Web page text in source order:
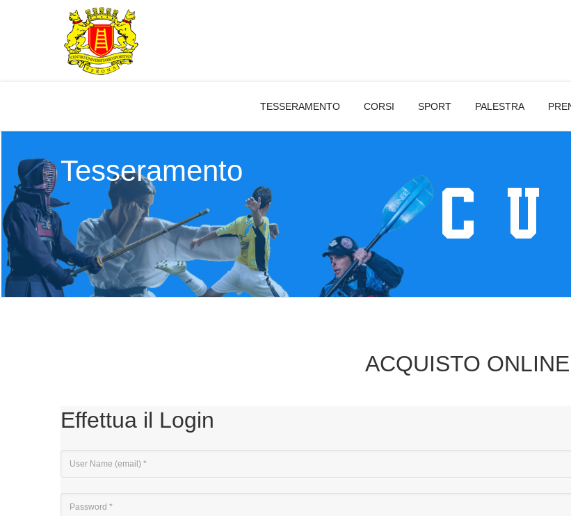
TESSERAMENTO CORSI SPORT PALESTRA
Tesseramento
ACQUISTO ONLINE
Effettua il Login